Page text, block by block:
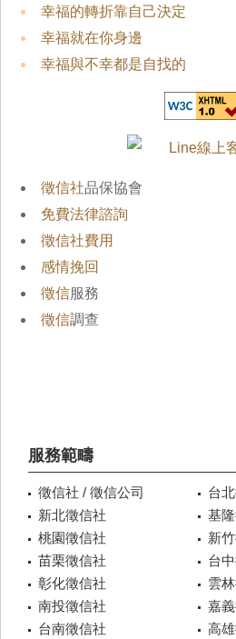
幸福的轉折靠自己決定
幸福就在你身邊
幸福與不幸都是自找的
徵信社品保協會
免費法律諮詢
徵信社費用
感情挽回
徵信服務
徵信調查
服務範疇
徵信社 / 徵信公司
台
新北徵信社
基
桃園徵信社
新
苗栗徵信社
台
彰化徵信社
雲
南投徵信社
嘉
台南徵信社
高